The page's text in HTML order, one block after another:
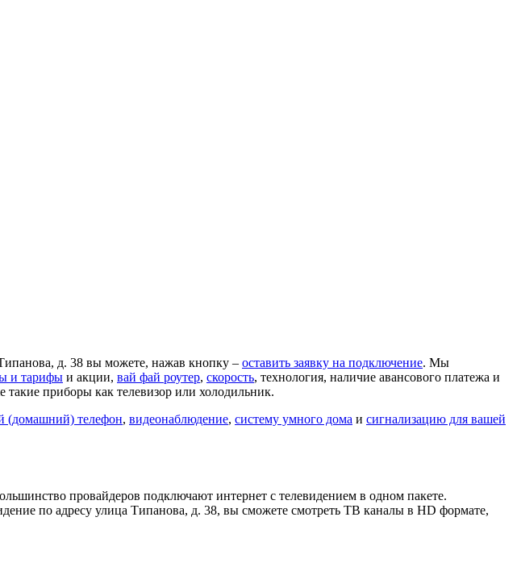
д. 38 вы можете, нажав кнопку – оставить заявку на подключение. Мы
и тарифы и акции, вай фай роутер, скорость, технология, наличие авансового платежа и
приборы как телевизор или холодильник.
(домашний) телефон, видеонаблюдение, систему умного дома и сигнализацию для вашей
провайдеров подключают интернет с телевидением в одном пакете.
по адресу улица Типанова, д. 38, вы сможете смотреть ТВ каналы в HD формате,